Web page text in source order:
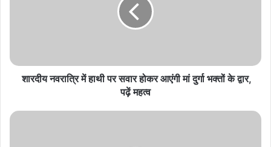
सावन में शिवधामों का रहस्य, त्र्यंबकेश्वर और केदारनाथ की
अद्भुत कथाएं।
गरुड़ पुराण में सूर्यास्त बाद अंतिम संस्कार वर्जित, जानें धार्मिक
मान्यता
August 7, 2026
शारदीय नवरात्रि में हाथी पर सवार होकर आएंगी मां दुर्गा भक्तों के द्वार,
पढ़ें महत्व